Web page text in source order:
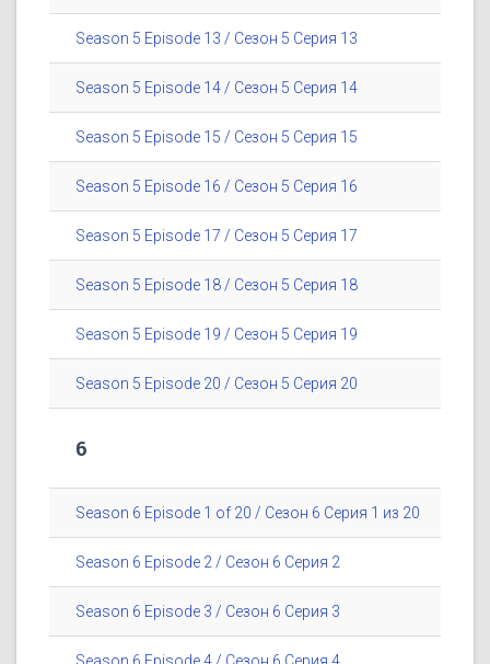
Season 5 Episode 13 / Сезон 5 Серия 13
Season 5 Episode 14 / Сезон 5 Серия 14
Season 5 Episode 15 / Сезон 5 Серия 15
Season 5 Episode 16 / Сезон 5 Серия 16
Season 5 Episode 17 / Сезон 5 Серия 17
Season 5 Episode 18 / Сезон 5 Серия 18
Season 5 Episode 19 / Сезон 5 Серия 19
Season 5 Episode 20 / Сезон 5 Серия 20
6
Season 6 Episode 1 of 20 / Сезон 6 Серия 1 из 20
Season 6 Episode 2 / Сезон 6 Серия 2
Season 6 Episode 3 / Сезон 6 Серия 3